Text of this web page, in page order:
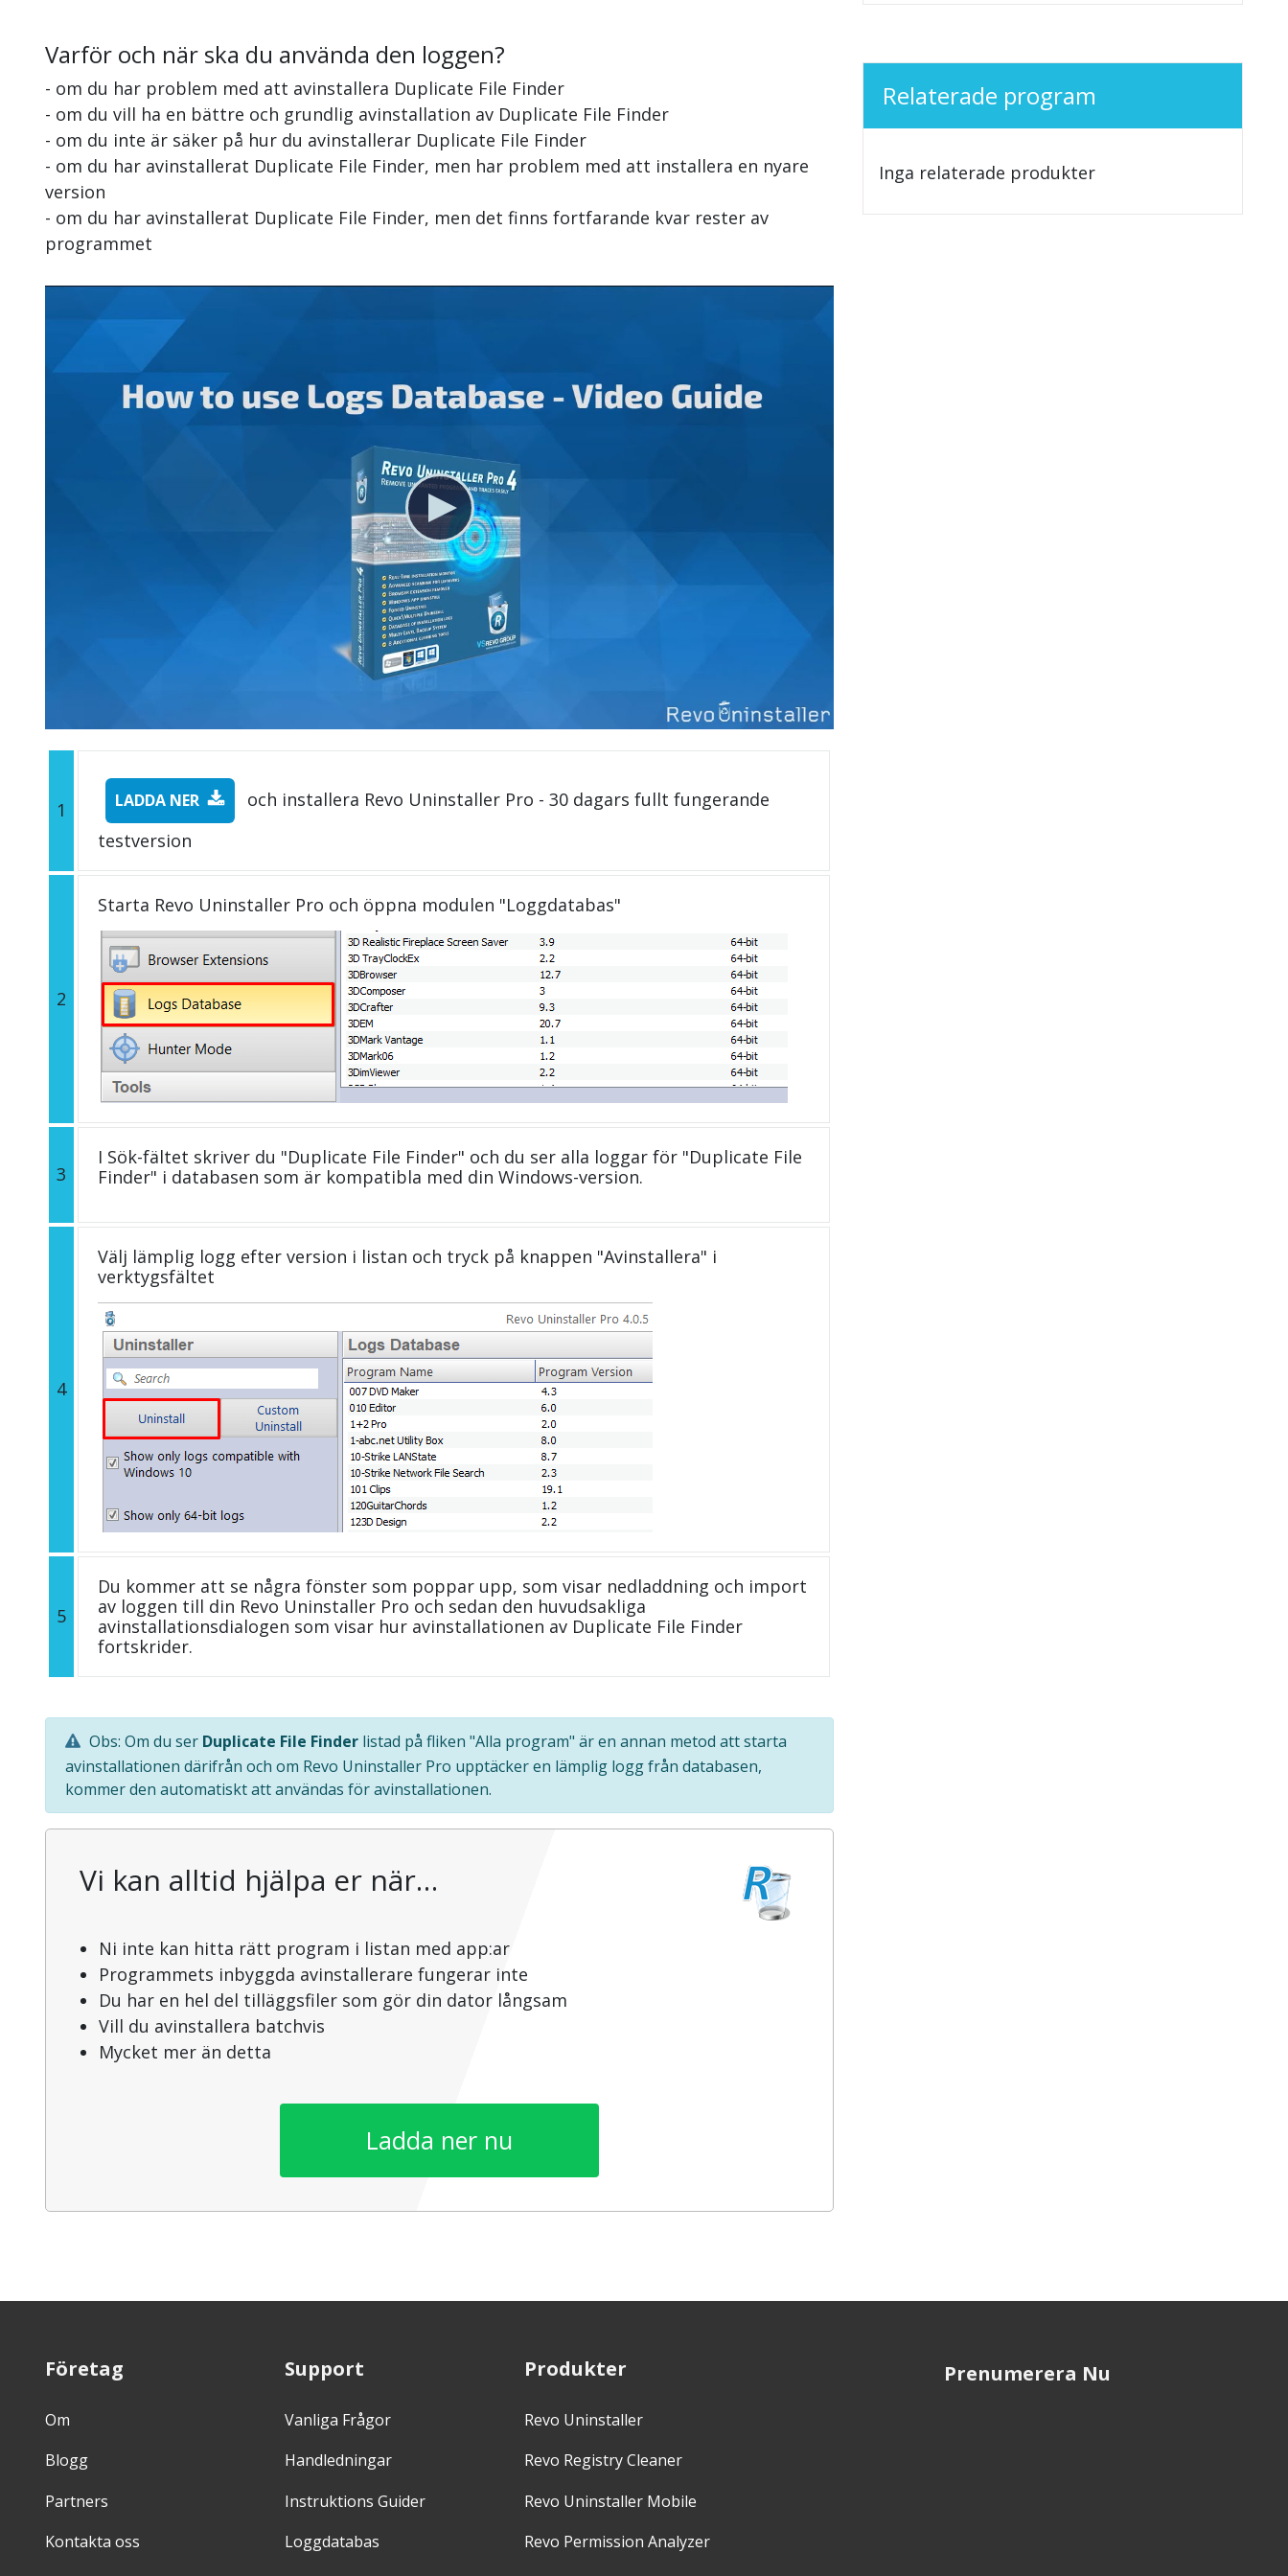
Varför och när ska du använda den loggen?
- om du har problem med att avinstallera Duplicate File Finder
- om du vill ha en bättre och grundlig avinstallation av Duplicate File Finder
- om du inte är säker på hur du avinstallerar Duplicate File Finder
- om du har avinstallerat Duplicate File Finder, men har problem med att installera en nyare
version
- om du har avinstallerat Duplicate File Finder, men det finns fortfarande kvar rester av
programmet
1 LADDA NER
och installera Revo Uninstaller Pro - 30 dagars fullt fungerande
testversion
2
Starta Revo Uninstaller Pro och öppna modulen "Loggdatabas"
3
I Sök-fältet skriver du "Duplicate File Finder" och du ser alla loggar för "Duplicate File
Finder" i databasen som är kompatibla med din Windows-version.
4
Välj lämplig logg efter version i listan och tryck på knappen "Avinstallera" i
verktygsfältet
5
Du kommer att se några fönster som poppar upp, som visar nedladdning och import
av loggen till din Revo Uninstaller Pro och sedan den huvudsakliga
avinstallationsdialogen som visar hur avinstallationen av Duplicate File Finder
fortskrider.
Obs: Om du ser Duplicate File Finder listad på fliken "Alla program" är en annan metod att starta
avinstallationen därifrån och om Revo Uninstaller Pro upptäcker en lämplig logg från databasen,
kommer den automatiskt att användas för avinstallationen.
Vi kan alltid hjälpa er när…
Ni inte kan hitta rätt program i listan med app:ar
Programmets inbyggda avinstallerare fungerar inte
Du har en hel del tilläggsfiler som gör din dator långsam
Vill du avinstallera batchvis
Mycket mer än detta
Ladda ner nu
Relaterade program
Inga relaterade produkter
Företag
Om
Blogg
Partners
Kontakta oss
Support
Vanliga Frågor
Handledningar
Instruktions Guider
Loggdatabas
Produkter
Revo Uninstaller
Revo Registry Cleaner
Revo Uninstaller Mobile
Revo Permission Analyzer
Prenumerera Nu